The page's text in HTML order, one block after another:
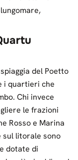
del Poetto
i quartieri che
Chi invece
le frazioni
Rosso e Marina
sul litorale sono
dotate di